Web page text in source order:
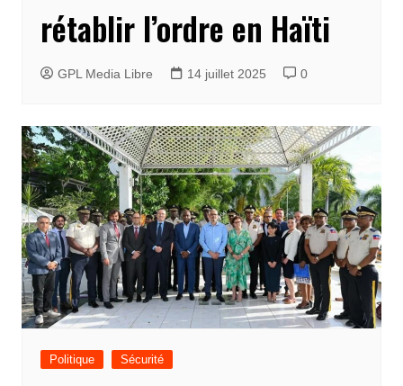
rétablir l’ordre en Haïti
GPL Media Libre 14 juillet 2025 0
Politique Sécurité